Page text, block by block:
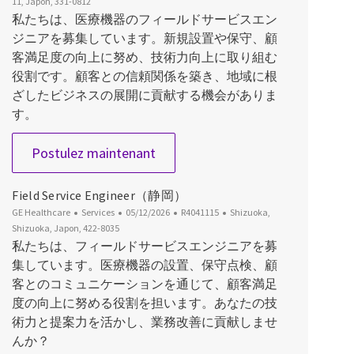
私たちは、医療機器のフィールドサービスエン
ジニアを募集しています。新規設置や保守、顧
客満足度の向上に努め、技術力向上に取り組む
役割です。顧客との信頼関係を築き、地域に根
ざしたビジネスの展開に貢献する機会がありま
す。
Postulez maintenant
Field Service Engineer（静岡）
GE Healthcare Catégorie
Services Date d’affichage
05/12/2026 ID du poste
R4041115 Emplacement
Shizuoka,
Shizuoka, Japon, 422-8035
私たちは、フィールドサービスエンジニアを募
集しています。医療機器の設置、保守点検、顧
客とのコミュニケーションを通じて、顧客満足
度の向上に努める役割を担います。あなたの技
術力と提案力を活かし、業務改善に貢献しませ
んか？